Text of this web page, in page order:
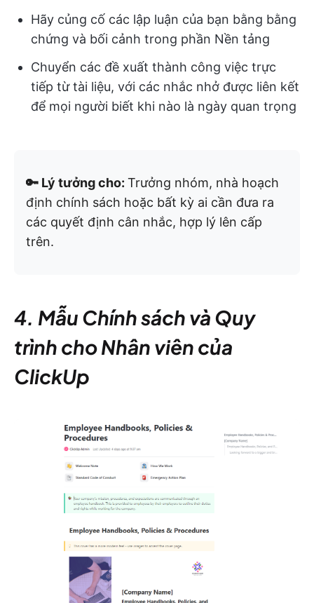
Hãy củng cố các lập luận của bạn bằng bằng
chứng và bối cảnh trong phần Nền tảng
Chuyển các đề xuất thành công việc trực
tiếp từ tài liệu, với các nhắc nhở được liên kết
để mọi người biết khi nào là ngày quan trọng
🔑 Lý tưởng cho: Trưởng nhóm, nhà hoạch
định chính sách hoặc bất kỳ ai cần đưa ra
các quyết định cân nhắc, hợp lý lên cấp
trên.
4. Mẫu Chính sách và Quy
trình cho Nhân viên của
ClickUp